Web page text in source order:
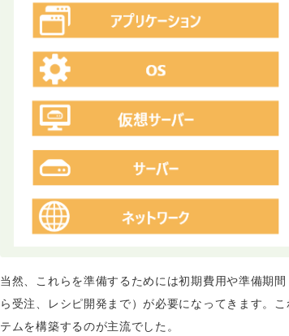
当然、これらを準備するためには初期費用や準備期
ら受注、レシピ開発まで）が必要になってきます。
テムを構築するのが主流でした。